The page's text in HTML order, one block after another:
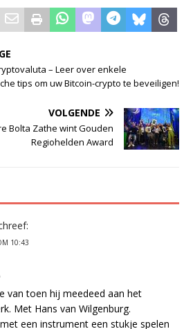
– Leer over enkele
tips om uw Bitcoin-crypto te beveiligen!
VOLGENDE
Bolta Zathe wint Gouden
Regiohelden Award
10:43
van toen hij meedeed aan het
Met Hans van Wilgenburg.
een instrument een stukje spelen